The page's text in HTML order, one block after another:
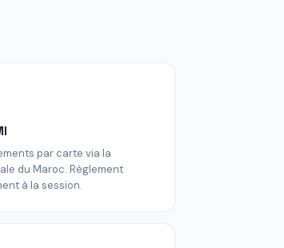
par carte via la
du Maroc. Règlement
à la session.